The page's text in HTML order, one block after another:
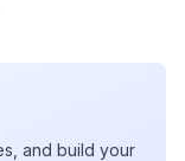
and build your